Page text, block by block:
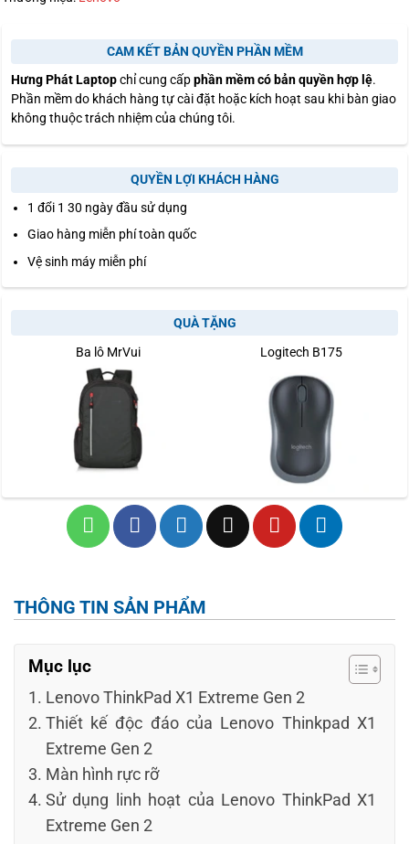
CAM KẾT BẢN QUYỀN PHẦN MỀM
Hưng Phát Laptopchỉ cung cấpphần mềm có bản quyền hợp lệ.
Phần mềm do khách hàng tự cài đặt hoặc kích hoạt sau khi bàn giao
không thuộc trách nhiệm của chúng tôi.
QUYỀN LỢI KHÁCH HÀNG
1 đổi 1 30 ngày đầu sử dụng
Giao hàng miễn phí toàn quốc
Vệ sinh máy miễn phí
QUÀ TẶNG
Ba lô MrVui Logitech B175
THÔNG TIN SẢN PHẨM
Mục lục
Lenovo ThinkPad X1 Extreme Gen 2
Thiết kế độc đáo của Lenovo Thinkpad X1
Extreme Gen 2
Màn hình rực rỡ
Sử dụng linh hoạt của Lenovo ThinkPad X1
Extreme Gen 2